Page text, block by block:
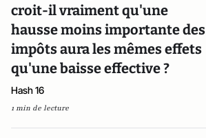
croit-il vraiment qu'une
hausse moins importante des
impôts aura les mêmes effets
qu'une baisse effective ?
Hash 16
1 min de lecture